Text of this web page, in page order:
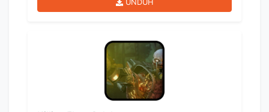
UNDUH